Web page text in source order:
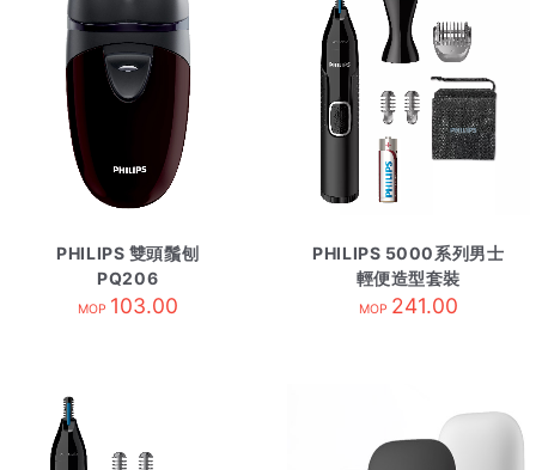
PHILIPS 雙頭鬚刨
PQ206
MOP 103.00
PHILIPS 5000系列男士
輕便造型套裝
NT5650/16
MOP 241.00